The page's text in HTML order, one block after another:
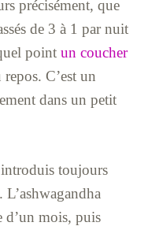
précisément, que
de 3 à 1 par nuit
point un coucher
C’est un
dans un petit
introduis toujours
d’un mois, puis